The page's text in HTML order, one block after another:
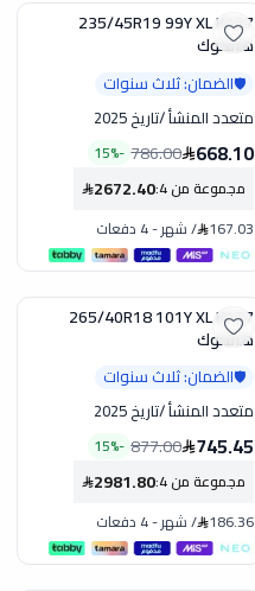
235/45R19 99Y XL K127
هانكوك
🛡️الضمان: ثلاث سنوات
متعدد المنشأ/تاريخ 2025
668.10
786.00
-
15%
مجموعة من 4 :
2672.40
167.03
/شهر-4 دفعات
تخفيض265/40R18 101Y XL K127
هانكوك
🛡️الضمان: ثلاث سنوات
متعدد المنشأ/تاريخ 2025
745.45
877.00
-
15%
مجموعة من 4 :
2981.80
186.36
/شهر-4 دفعات